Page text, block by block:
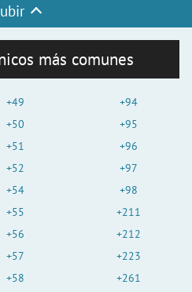
más comunes
+49
+50
+51
+52
+54
+55
+56
+57
+58
+94
+95
+96
+97
+98
+211
+212
+223
+261